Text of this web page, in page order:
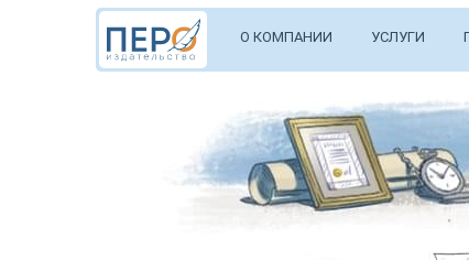
О КОМПАНИИ УСЛУГИ